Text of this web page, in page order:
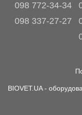
098 772-34-34
098 337-27-27
BIOVET.UA -